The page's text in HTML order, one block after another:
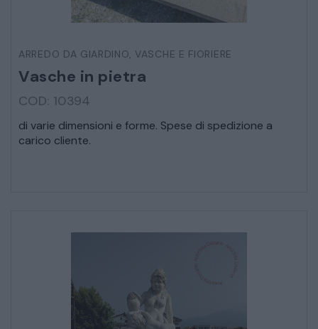
TAVOLI TAVOLINI CONSOLE
DECORAZIONI OGGETTISTICA ILLUMINAZIONE
ARREDO DA GIARDINO, VASCHE E FIORIERE
Vasche in pietra
COD: 10394
di varie dimensioni e forme. Spese di spedizione a
carico cliente.